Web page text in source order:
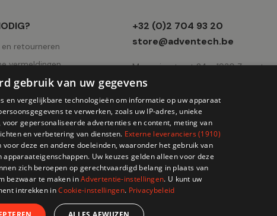
en retourneren
vermeldingen
Winkel
informatie
+32 (0)2 704 93 20
store@adventech.be
Mercuriusstraat 24 - 1930 Zaventem
gebruik van uw gegevens
en vergelijkbare technologieën om informatie op uw apparaat
te verwerken, zoals uw IP-adres, unieke
gepersonaliseerde advertenties en content, meting van
en verbetering van diensten. Externe leveranciers (1910)
voor deze en andere doeleinden, waaronder het gebruik van
Uw keuzes gelden alleen voor deze
zich beroepen op gerechtvaardigd belang in plaats van
bezwaar te maken inAdvertentie-instellingen. U kunt uw
intrekken inCookie-instellingen. Privacybeleid